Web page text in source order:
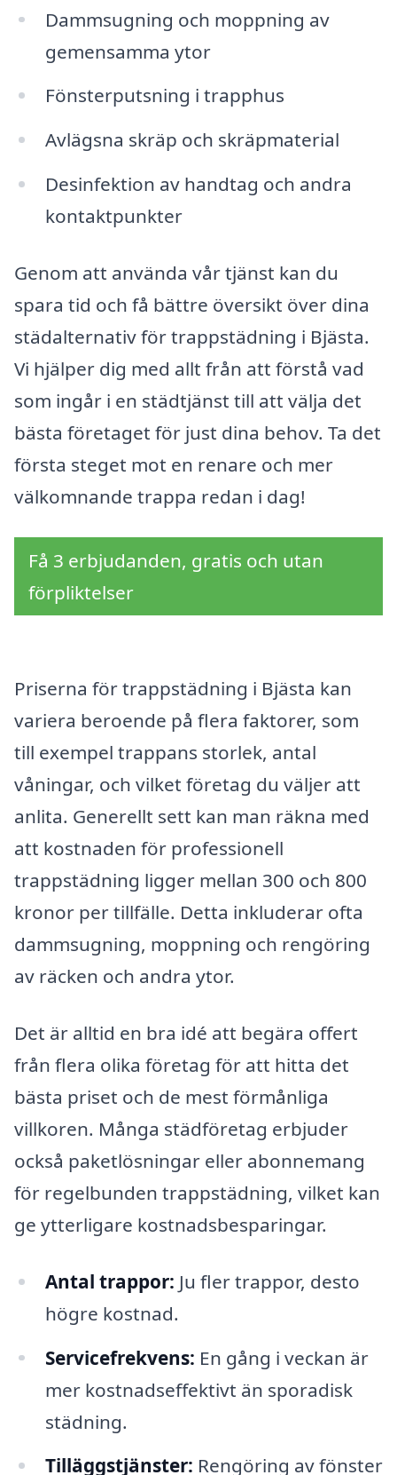
Dammsugning och moppning av
gemensamma ytor
Fönsterputsning i trapphus
Avlägsna skräp och skräpmaterial
Desinfektion av handtag och andra
kontaktpunkter
Genom att använda vår tjänst kan du
spara tid och få bättre översikt över dina
städalternativ för trappstädning i Bjästa.
Vi hjälper dig med allt från att förstå vad
som ingår i en städtjänst till att välja det
bästa företaget för just dina behov. Ta det
första steget mot en renare och mer
välkomnande trappa redan i dag!
Få 3 erbjudanden, gratis och utan
förpliktelser
Priserna för trappstädning i Bjästa kan
variera beroende på flera faktorer, som
till exempel trappans storlek, antal
våningar, och vilket företag du väljer att
anlita. Generellt sett kan man räkna med
att kostnaden för professionell
trappstädning ligger mellan 300 och 800
kronor per tillfälle. Detta inkluderar ofta
dammsugning, moppning och rengöring
av räcken och andra ytor.
Det är alltid en bra idé att begära offert
från flera olika företag för att hitta det
bästa priset och de mest förmånliga
villkoren. Många städföretag erbjuder
också paketlösningar eller abonnemang
för regelbunden trappstädning, vilket kan
ge ytterligare kostnadsbesparingar.
Antal trappor: Ju fler trappor, desto
högre kostnad.
Servicefrekvens: En gång i veckan är
mer kostnadseffektivt än sporadisk
städning.
Tilläggstjänster: Rengöring av fönster